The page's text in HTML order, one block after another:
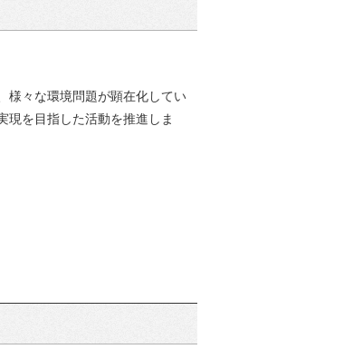
様々な環境問題が顕在化してい
現を目指した活動を推進しま